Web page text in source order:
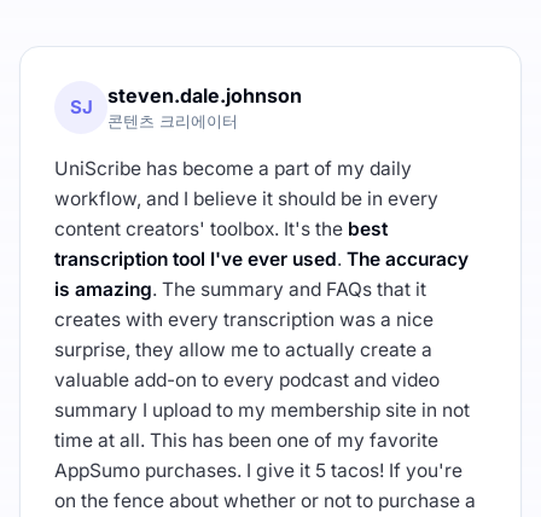
SJ steven.dale.johnson
콘텐츠 크리에이터
UniScribe has become a part of my daily
workflow, and I believe it should be in every
content creators' toolbox. It's the best
transcription tool I've ever used. The accuracy
is amazing. The summary and FAQs that it
creates with every transcription was a nice
surprise, they allow me to actually create a
valuable add-on to every podcast and video
summary I upload to my membership site in not
time at all. This has been one of my favorite
AppSumo purchases. I give it 5 tacos! If you're
on the fence about whether or not to purchase a